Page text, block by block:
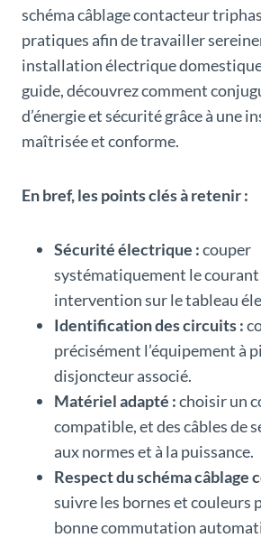
schéma câblage contacteur
pratiques afin de travailler
installation électrique
guide, découvrez comment
d’énergie et sécurité grâce à une
maîtrisée et conforme.
En bref, les points clés à retenir :
Sécurité électrique :couper
systématiquement le
intervention sur le tableau
Identification des circuits :
précisément l’équipement à
disjoncteur associé.
Matériel adapté :choisir un
compatible, et des câbles de
aux normes et à la puissance.
Respect du schéma câblage
suivre les bornes et couleurs
bonne commutation